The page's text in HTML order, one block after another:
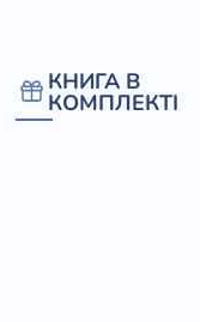
КНИГА В
КОМПЛЕКТІ